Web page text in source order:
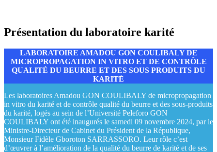
Présentation du laboratoire karité
LABORATOIRE AMADOU GON COULIBALY DE
MICROPROPAGATION IN VITRO ET DE CONTRÔLE
QUALITÉ DU BEURRE ET DES SOUS PRODUITS DU
KARITÉ
Les laboratoires Amadou GON COULIBALY de micropropagation
in vitro du karité et de contrôle qualité du beurre et des sous-produits
du karité, logés au sein de l’Université Peleforo GON
COULIBALY ont été inaugurés le samedi 09 novembre 2024, par le
Ministre-Directeur de Cabinet du Président de la République,
Monsieur Fidèle Gboroton SARRASSORO. Leur rôle c’est
d’œuvrer à l’amélioration de la qualité du beurre de karité et de ses